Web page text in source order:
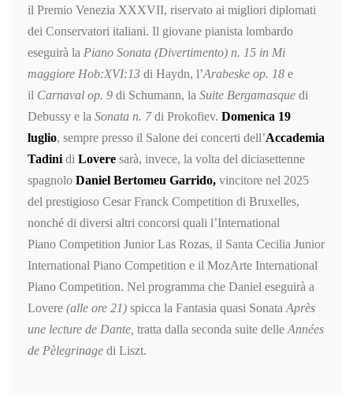
il Premio Venezia XXXVII, riservato ai migliori diplomati
dei Conservatori italiani. Il giovane pianista lombardo
eseguirà la Piano Sonata (Divertimento) n. 15 in Mi
maggiore Hob:XVI:13 di Haydn, l’Arabeske op. 18 e
il Carnaval op. 9 di Schumann, la Suite Bergamasque di
Debussy e la Sonata n. 7di Prokofiev. Domenica 19
luglio, sempre presso il Salone dei concerti dell’Accademia
Tadini di Lovere sarà, invece, la volta del diciasettenne
spagnolo Daniel Bertomeu Garrido, vincitore nel 2025
del prestigioso Cesar Franck Competition di Bruxelles,
nonché di diversi altri concorsi quali l’International
Piano Competition Junior Las Rozas, il Santa Cecilia Junior
International Piano Competition e il MozArte International
Piano Competition. Nel programma che Daniel eseguirà a
Lovere (alle ore 21) spicca la Fantasia quasi Sonata Après
une lecture de Dante, tratta dalla seconda suite delle Années
de Pèlegrinage di Liszt.